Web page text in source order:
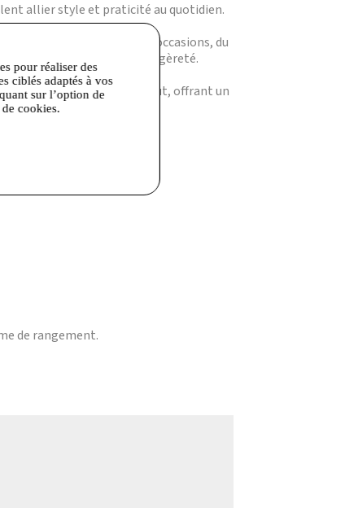
allier style et praticité au quotidien.
s’adapte à toutes les occasions, du
sans jamais sacrifier la légèreté.
vous accompagne partout, offrant un
la matière et la forme.
de rangement.
pour réaliser des
ciblés adaptés à vos
sur l’option de
cookies.